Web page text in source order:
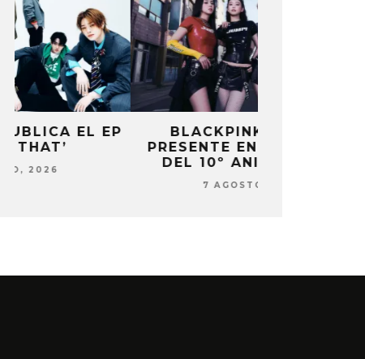
BLACKPINK ESTARÁ
PRESENTE EN SU EVENTO
DEL 10º ANIVERSARIO